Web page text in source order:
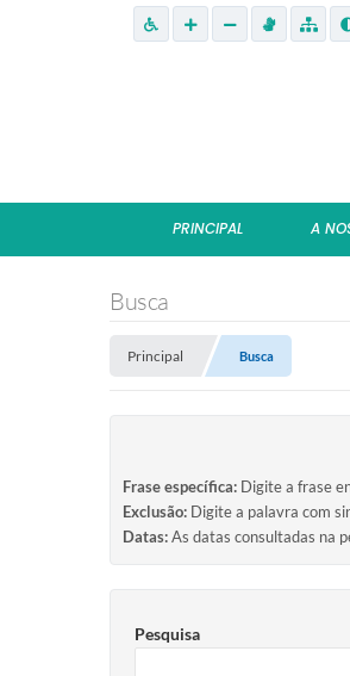
PRINCIPAL A
Busca
Principal Busca
Frase específica: Digite a frase
Exclusão: Digite a palavra com
Datas:As datas consultadas na
Pesquisa